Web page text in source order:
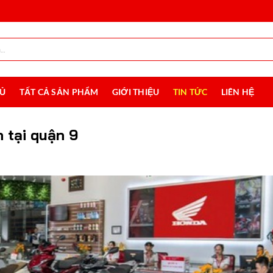
TẤT CẢ SẢN PHẨM GIỚI THIỆU TIN TỨC LIÊN HỆ
tại quận 9